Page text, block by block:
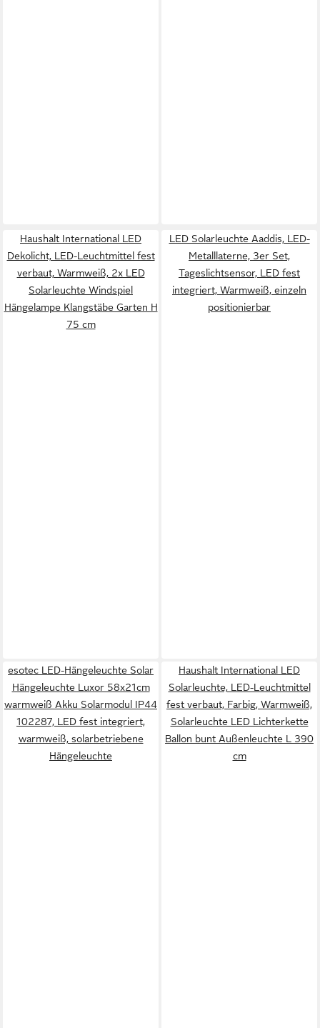
Haushalt International LED
Dekolicht, LED-Leuchtmittel fest
verbaut, Warmweiß, 2x LED
Solarleuchte Windspiel
Hängelampe Klangstäbe Garten H
75 cm
LED Solarleuchte Aaddis, LED-
Metalllaterne, 3er Set,
Tageslichtsensor, LED fest
integriert, Warmweiß, einzeln
positionierbar
esotec LED-Hängeleuchte Solar
Hängeleuchte Luxor 58x21cm
warmweiß Akku Solarmodul IP44
102287, LED fest integriert,
warmweiß, solarbetriebene
Hängeleuchte
Haushalt International LED
Solarleuchte, LED-Leuchtmittel
fest verbaut, Farbig, Warmweiß,
Solarleuchte LED Lichterkette
Ballon bunt Außenleuchte L 390
cm